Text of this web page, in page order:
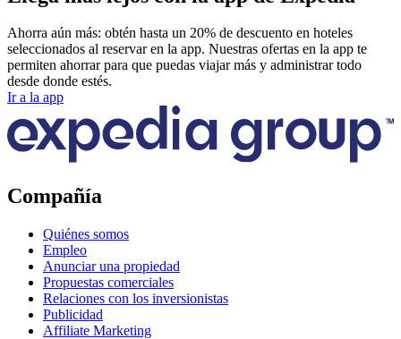
Ahorra aún más: obtén hasta un 20% de descuento en hoteles
seleccionados al reservar en la app. Nuestras ofertas en la app te
permiten ahorrar para que puedas viajar más y administrar todo
desde donde estés.
Ir a la app
Compañía
Quiénes somos
Empleo
Anunciar una propiedad
Propuestas comerciales
Relaciones con los inversionistas
Publicidad
Affiliate Marketing